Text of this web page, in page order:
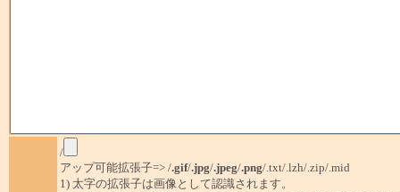
/
アップ可能拡張子=> /.gif/.jpg/.jpeg/.png/.txt/.lzh/.zip/.mid
1) 太字の拡張子は画像として認識されます。